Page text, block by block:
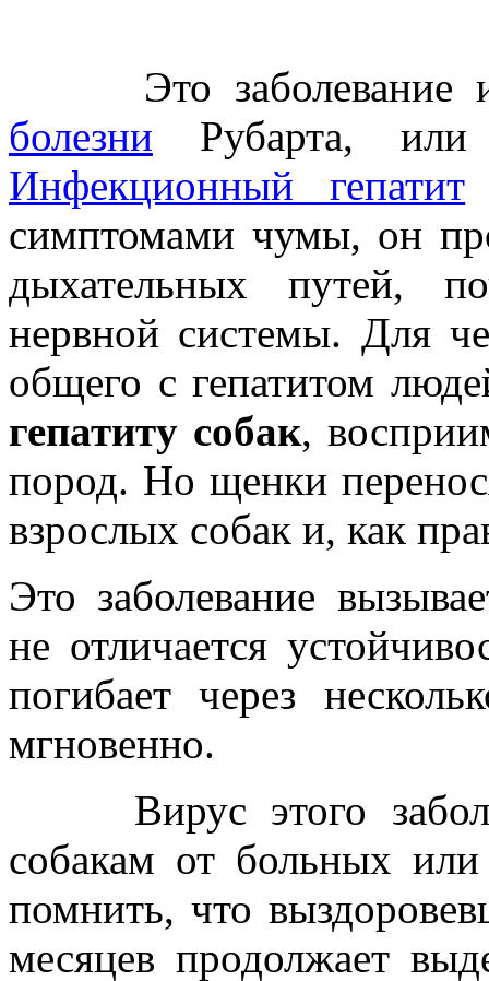
Это заболевание
болезни Рубарта, или
Инфекционный гепатит
симптомами чумы, он
дыхательных путей,
нервной системы. Для
общего с гепатитом
гепатитy собак,
пород. Но щенки
взрослых собак и, как
Это заболевание
не отличается
погибает через
мгновенно.
Вирус этого
собакам от больных
помнить, что
месяцев продолжает